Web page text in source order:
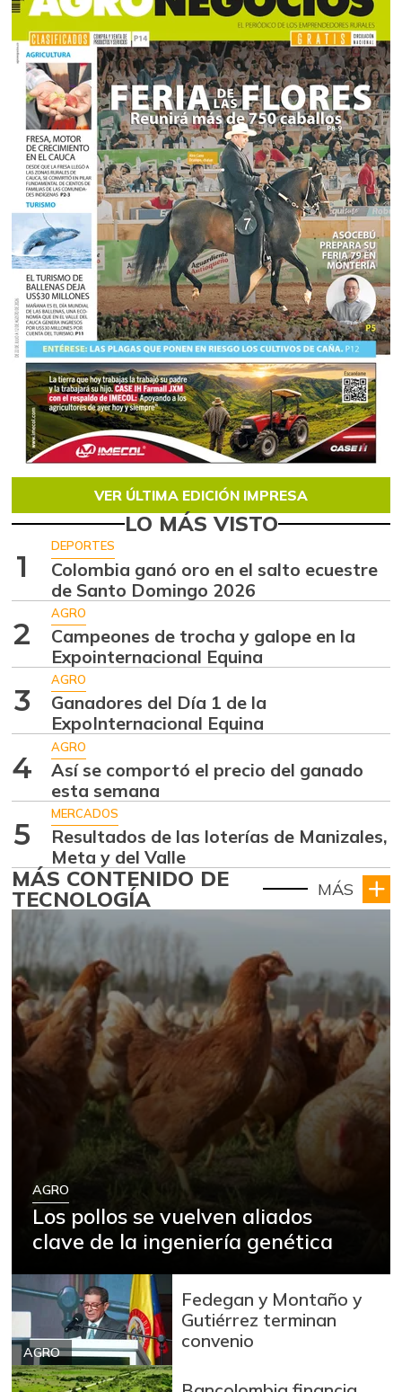
VER ÚLTIMA EDICIÓN IMPRESA
LO MÁS VISTO
1
DEPORTES
Colombia ganó oro en el salto ecuestre
de Santo Domingo 2026
2
AGRO
Campeones de trocha y galope en la
Expointernacional Equina
3
AGRO
Ganadores del Día 1 de la
ExpoInternacional Equina
4
AGRO
Así se comportó el precio del ganado
esta semana
5
MERCADOS
Resultados de las loterías de Manizales,
Meta y del Valle
MÁS CONTENIDO DE
TECNOLOGÍA MÁS
AGRO
Los pollos se vuelven aliados
clave de la ingeniería genética
AGRO
Fedegan y Montaño y
Gutiérrez terminan
convenio